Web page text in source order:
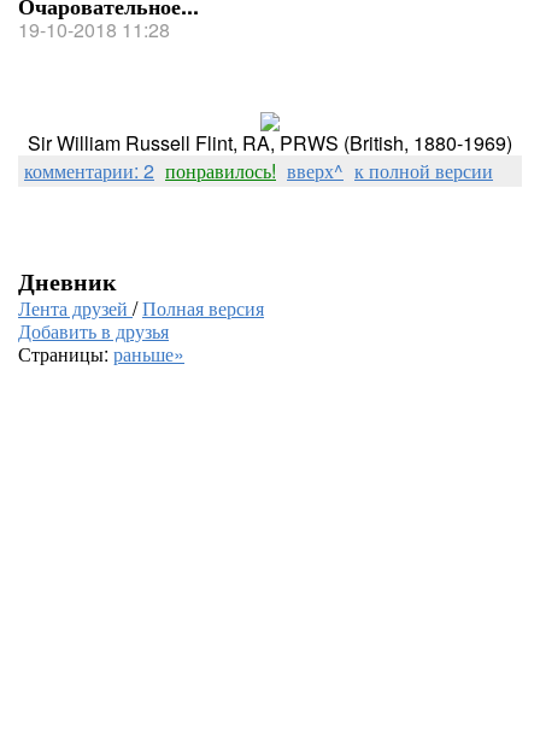
19-10-2018 11:28
Sir William Russell Flint, RA, PRWS (British, 1880-1969)
комментарии: 2 понравилось! вверх^ к полной версии
Дневник
Лента друзей /Полная версия
Добавить в друзья
Страницы: раньше»